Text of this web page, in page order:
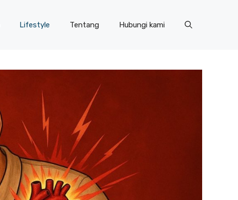
Lifestyle Tentang Hubungi kami